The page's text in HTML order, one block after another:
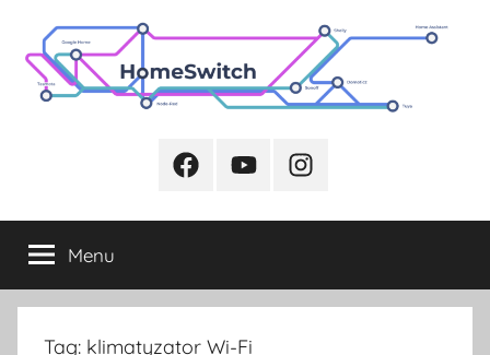
treści
FacebookYoutubeInstagram
Menu
Tag: klimatyzator Wi-Fi